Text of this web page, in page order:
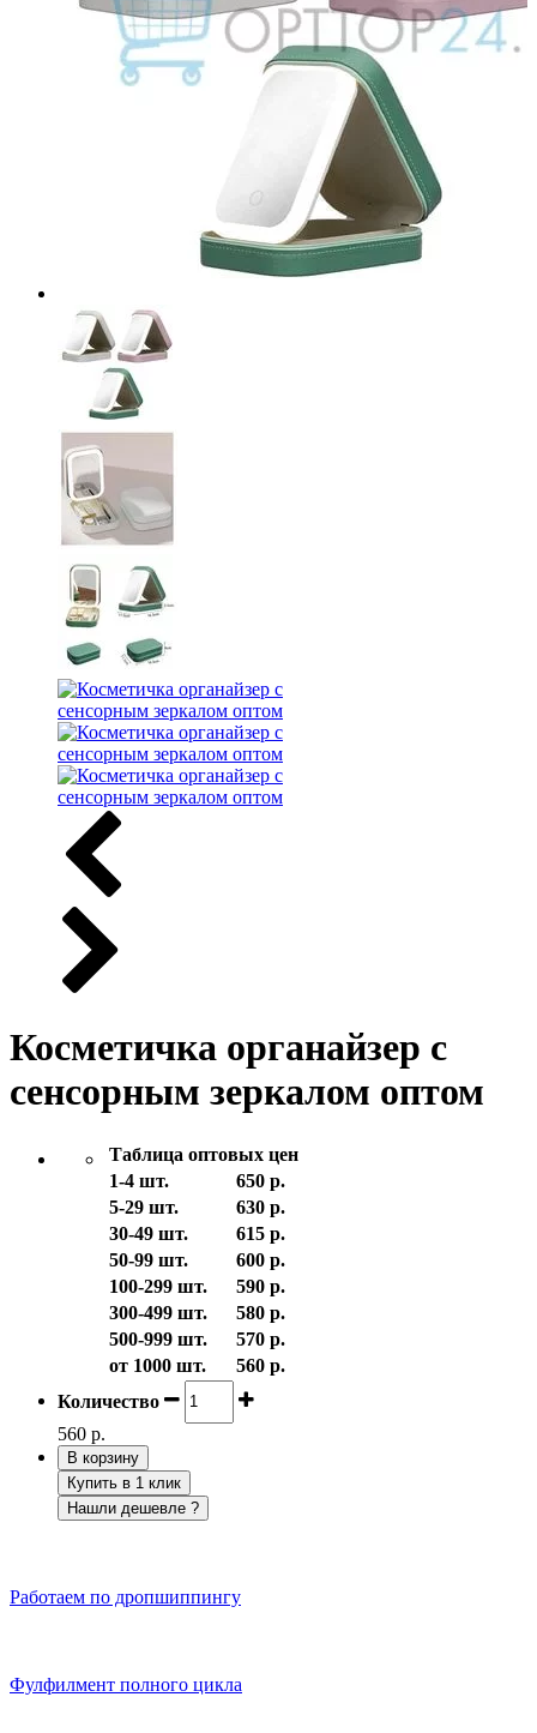
Косметичка органайзер с
сенсорным зеркалом оптом
Таблица оптовых цен
1-4 шт.
650 р.
5-29 шт.
630 р.
30-49 шт.
615 р.
50-99 шт.
600 р.
100-299 шт.
590 р.
300-499 шт.
580 р.
500-999 шт.
570 р.
от 1000 шт.
560 р.
Количество
560 р.
В корзину
Купить в 1 клик
Нашли дешевле ?
Работаем по дропшиппингу
Фулфилмент полного цикла